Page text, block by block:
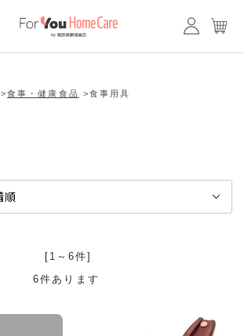
>食事・健康食品 >食事用具
[1～6件]
6件あります